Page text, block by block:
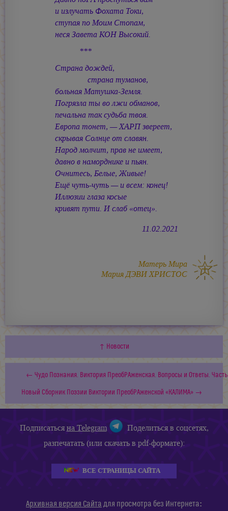
и излучать Фохата Токи,
ступая по Моим Стопам,
неся Завета КОН Высокий.
***
Страна дождей,
страна туманов,
больная Матушка-Земля.
Погрязла ты во лжи обманов,
печальна так судьба твоя.
Европа тонет, — ХАРП звереет,
скрывая Солнце от славян.
Народ молчит, прав не имеет,
давно в наморднике и пьян.
Очнитесь, Белые, Живые!
Ещё чуть-чуть — и всем: конец!
Иллюзии глаза косые
кривят пути. И слаб «отец».
11.02.2021
Матерь Мира
Мария ДЭВИ ХРИСТОС
↑ Новости
← Чудо Познания. Виктория ПреобРАженская. Вопросы и Oтветы.
Новый Сборник Поэзии Виктории ПреобРАженской «КАЛИМА» →
Подписатьсяна Telegram
Поделиться в соцсетях,
разпечатать (или скачать в pdf-формате):
ВСЕ СТРАНИЦЫ САЙТА
Архивная версия Сайта для просмотра без Интернета: